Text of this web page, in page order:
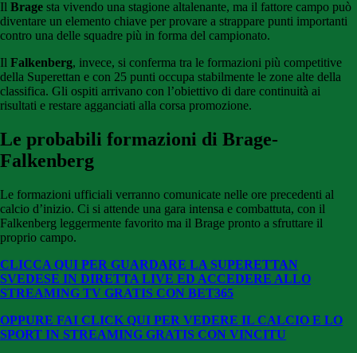
Il Brage sta vivendo una stagione altalenante, ma il fattore campo può
diventare un elemento chiave per provare a strappare punti importanti
contro una delle squadre più in forma del campionato.
Il Falkenberg, invece, si conferma tra le formazioni più competitive
della Superettan e con 25 punti occupa stabilmente le zone alte della
classifica. Gli ospiti arrivano con l’obiettivo di dare continuità ai
risultati e restare agganciati alla corsa promozione.
Le probabili formazioni di Brage-
Falkenberg
Le formazioni ufficiali verranno comunicate nelle ore precedenti al
calcio d’inizio. Ci si attende una gara intensa e combattuta, con il
Falkenberg leggermente favorito ma il Brage pronto a sfruttare il
proprio campo.
CLICCA QUI PER GUARDARE LA SUPERETTAN
SVEDESE IN DIRETTA LIVE ED ACCEDERE ALLO
STREAMING TV GRATIS CON BET365
OPPURE FAI CLICK QUI PER VEDERE IL CALCIO E LO
SPORT IN STREAMING GRATIS CON VINCITU